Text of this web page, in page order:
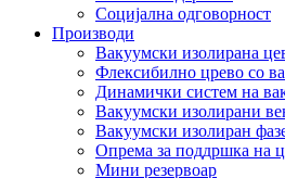
Социјална одговорност
Производи
Вакуумски изолирана
Флексибилно црево со
Динамички систем на
Вакуумски изолирани
Вакуумски изолиран
Опрема за поддршка на
Мини резервоар